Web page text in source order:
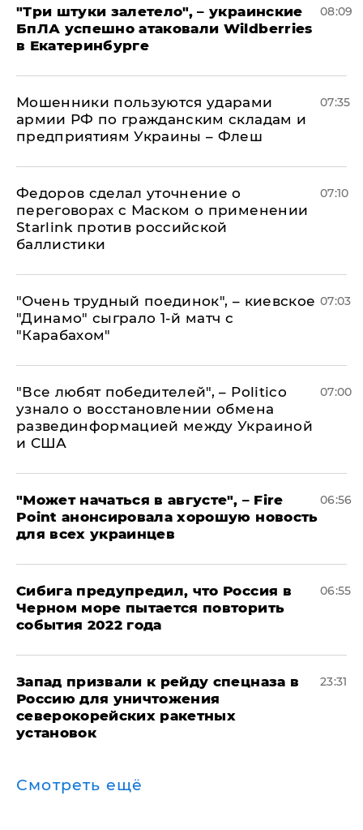
"Три штуки залетело", – украинские
БпЛА успешно атаковали Wildberries
в Екатеринбурге
08:09
Мошенники пользуются ударами
армии РФ по гражданским складам и
предприятиям Украины – Флеш
07:35
Федоров сделал уточнение о
переговорах с Маском о применении
Starlink против российской
баллистики
07:10
"Очень трудный поединок", – киевское
"Динамо" сыграло 1-й матч с
"Карабахом"
07:03
​"Все любят победителей", – Politico
узнало о восстановлении обмена
развединформацией между Украиной
и США
07:00
"Может начаться в августе", – Fire
Point анонсировала хорошую новость
для всех украинцев
06:56
Сибига предупредил, что Россия в
Черном море пытается повторить
события 2022 года
06:55
Запад призвали к рейду спецназа в
Россию для уничтожения
северокорейских ракетных
установок
23:31
Смотреть ещё